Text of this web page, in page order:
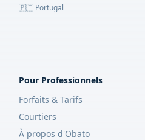
🇵🇹 Portugal
Pour Professionnels
Forfaits & Tarifs
Courtiers
À propos d'Obato